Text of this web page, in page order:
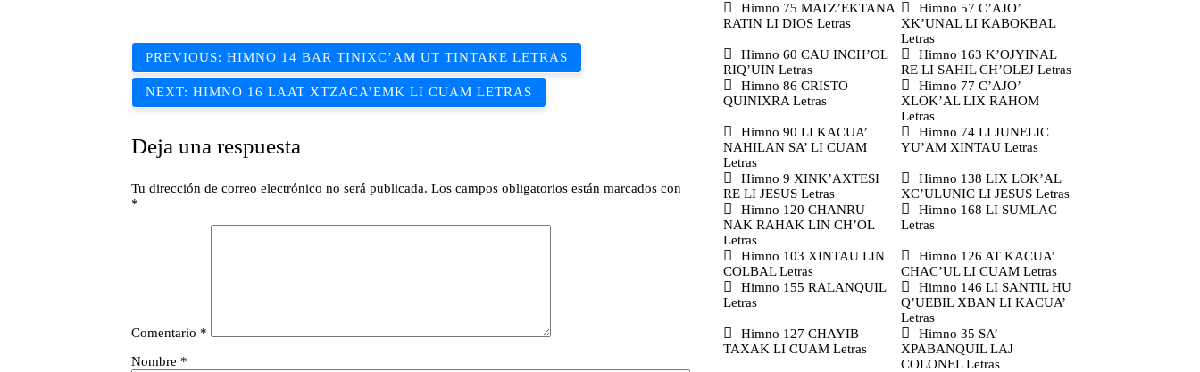
Navegación
de
entradas
PREVIOUS: HIMNO 14 BAR TINIXC’AM UT TINTAKE LETRAS
NEXT: HIMNO 16 LAAT XTZACA’EMK LI CUAM LETRAS
Deja una respuesta
Tu dirección de correo electrónico no será publicada. Los campos obligatorios están marcados con
*
Comentario *
Nombre *
Himno 75 MATZ’EKTANA
RATIN LI DIOS Letras
Himno 57 C’AJO’
XK’UNAL LI KABOKBAL
Letras
Himno 60 CAU INCH’OL
RIQ’UIN Letras
Himno 163 K’OJYINAL
RE LI SAHIL CH’OLEJ Letras
Himno 86 CRISTO
QUINIXRA Letras
Himno 77 C’AJO’
XLOK’AL LIX RAHOM
Letras
Himno 90 LI KACUA’
NAHILAN SA’ LI CUAM
Letras
Himno 74 LI JUNELIC
YU’AM XINTAU Letras
Himno 9 XINK’AXTESI
RE LI JESUS Letras
Himno 138 LIX LOK’AL
XC’ULUNIC LI JESUS Letras
Himno 120 CHANRU
NAK RAHAK LIN CH’OL
Letras
Himno 168 LI SUMLAC
Letras
Himno 103 XINTAU LIN
COLBAL Letras
Himno 126 AT KACUA’
CHAC’UL LI CUAM Letras
Himno 155 RALANQUIL
Letras
Himno 146 LI SANTIL HU
Q’UEBIL XBAN LI KACUA’
Letras
Himno 127 CHAYIB
TAXAK LI CUAM Letras
Himno 35 SA’
XPABANQUIL LAJ
COLONEL Letras